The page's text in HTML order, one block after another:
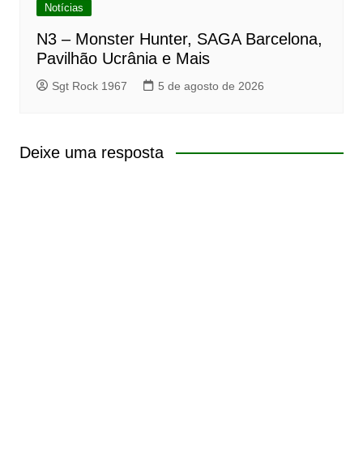
Notícias
N3 – Monster Hunter, SAGA Barcelona,
Pavilhão Ucrânia e Mais
Sgt Rock 1967 5 de agosto de 2026
Deixe uma resposta